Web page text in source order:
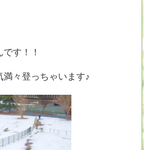
す！！
々登っちゃいます♪